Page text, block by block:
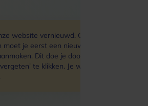
website vernieuwd. Om in te
moet je eerst een nieuw
Dit doe je door op de link
te klikken. Je winkelmand